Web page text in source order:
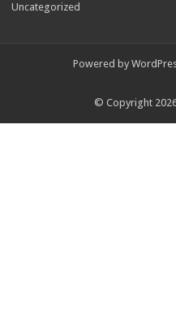
Uncategorized
Powered by
© Copyright